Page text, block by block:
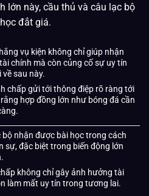
lớn này, cầu thủ và câu lạc bộ
đắt giá.
vụ kiện không chỉ giúp nhận
chính mà còn củng cố sự uy tín
sau này.
gửi tới thông điệp rõ ràng tới
hợp đồng lớn như bóng đá cần
nhận được bài học trong cách
sự, đặc biệt trong biến động lớn
không chỉ gây ảnh hưởng tài
làm mất uy tín trong tương lai.